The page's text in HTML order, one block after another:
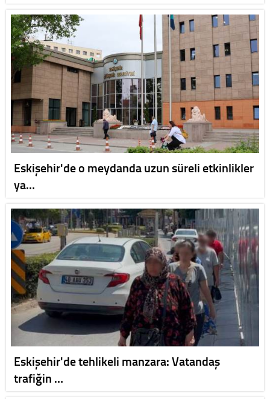
Eskişehir'de o meydanda uzun süreli etkinlikler
ya…
Eskişehir'de tehlikeli manzara: Vatandaş
trafiğin …